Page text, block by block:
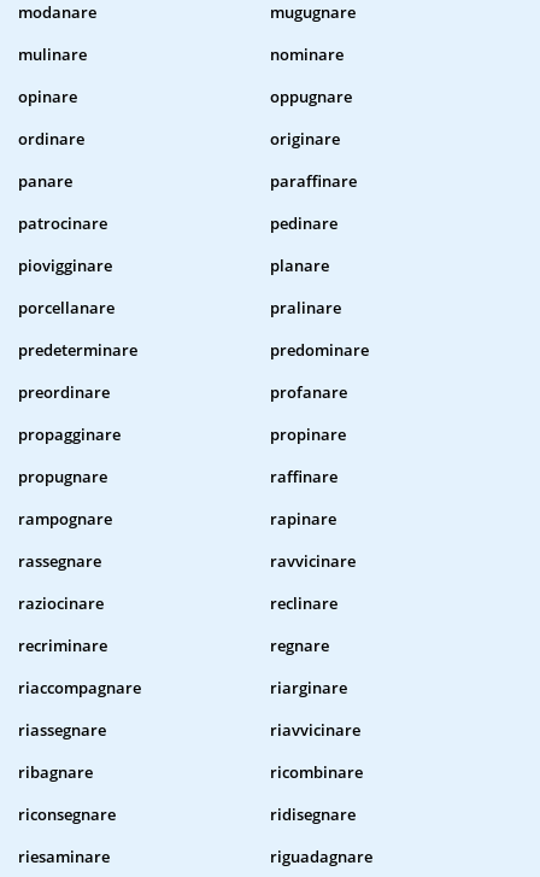
modanare
mugugnare
mulinare
nominare
opinare
oppugnare
ordinare
originare
panare
paraffinare
patrocinare
pedinare
piovigginare
planare
porcellanare
pralinare
predeterminare
predominare
preordinare
profanare
propagginare
propinare
propugnare
raffinare
rampognare
rapinare
rassegnare
ravvicinare
raziocinare
reclinare
recriminare
regnare
riaccompagnare
riarginare
riassegnare
riavvicinare
ribagnare
ricombinare
riconsegnare
ridisegnare
riesaminare
riguadagnare